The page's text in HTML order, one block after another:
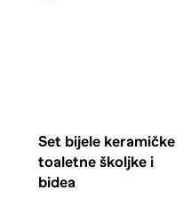
Set bijele keramičke
toaletne školjke i
bidea